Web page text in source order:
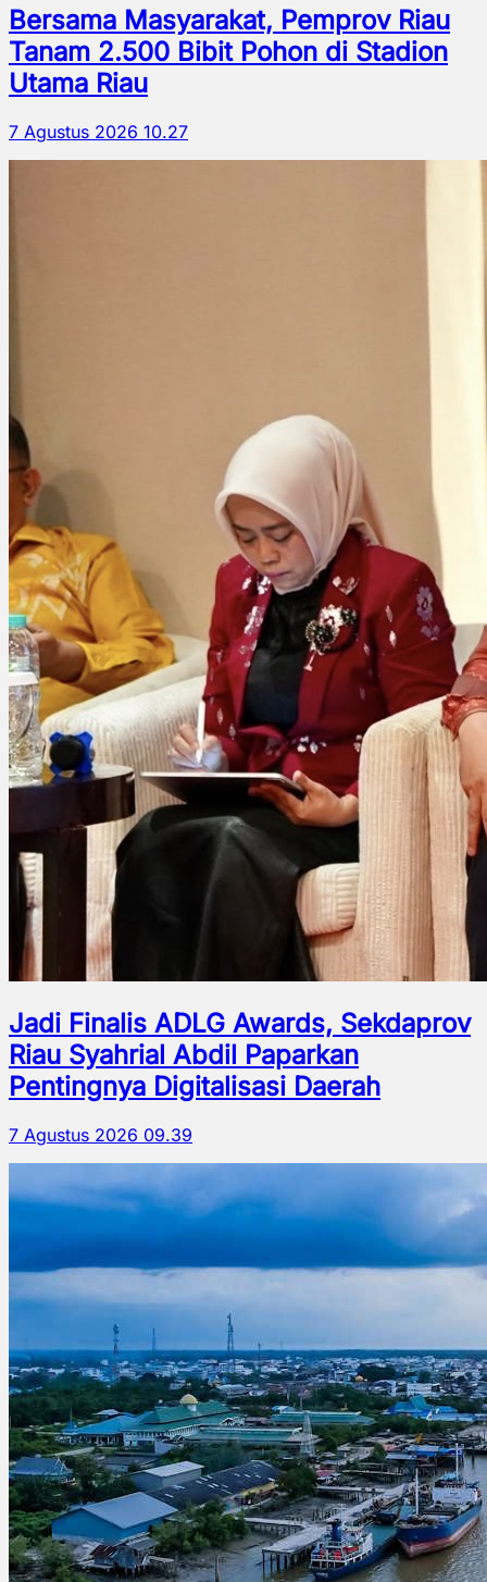
Bersama Masyarakat, Pemprov Riau
Tanam 2.500 Bibit Pohon di Stadion
Utama Riau
7 Agustus 2026 10.27
Jadi Finalis ADLG Awards, Sekdaprov
Riau Syahrial Abdil Paparkan
Pentingnya Digitalisasi Daerah
7 Agustus 2026 09.39